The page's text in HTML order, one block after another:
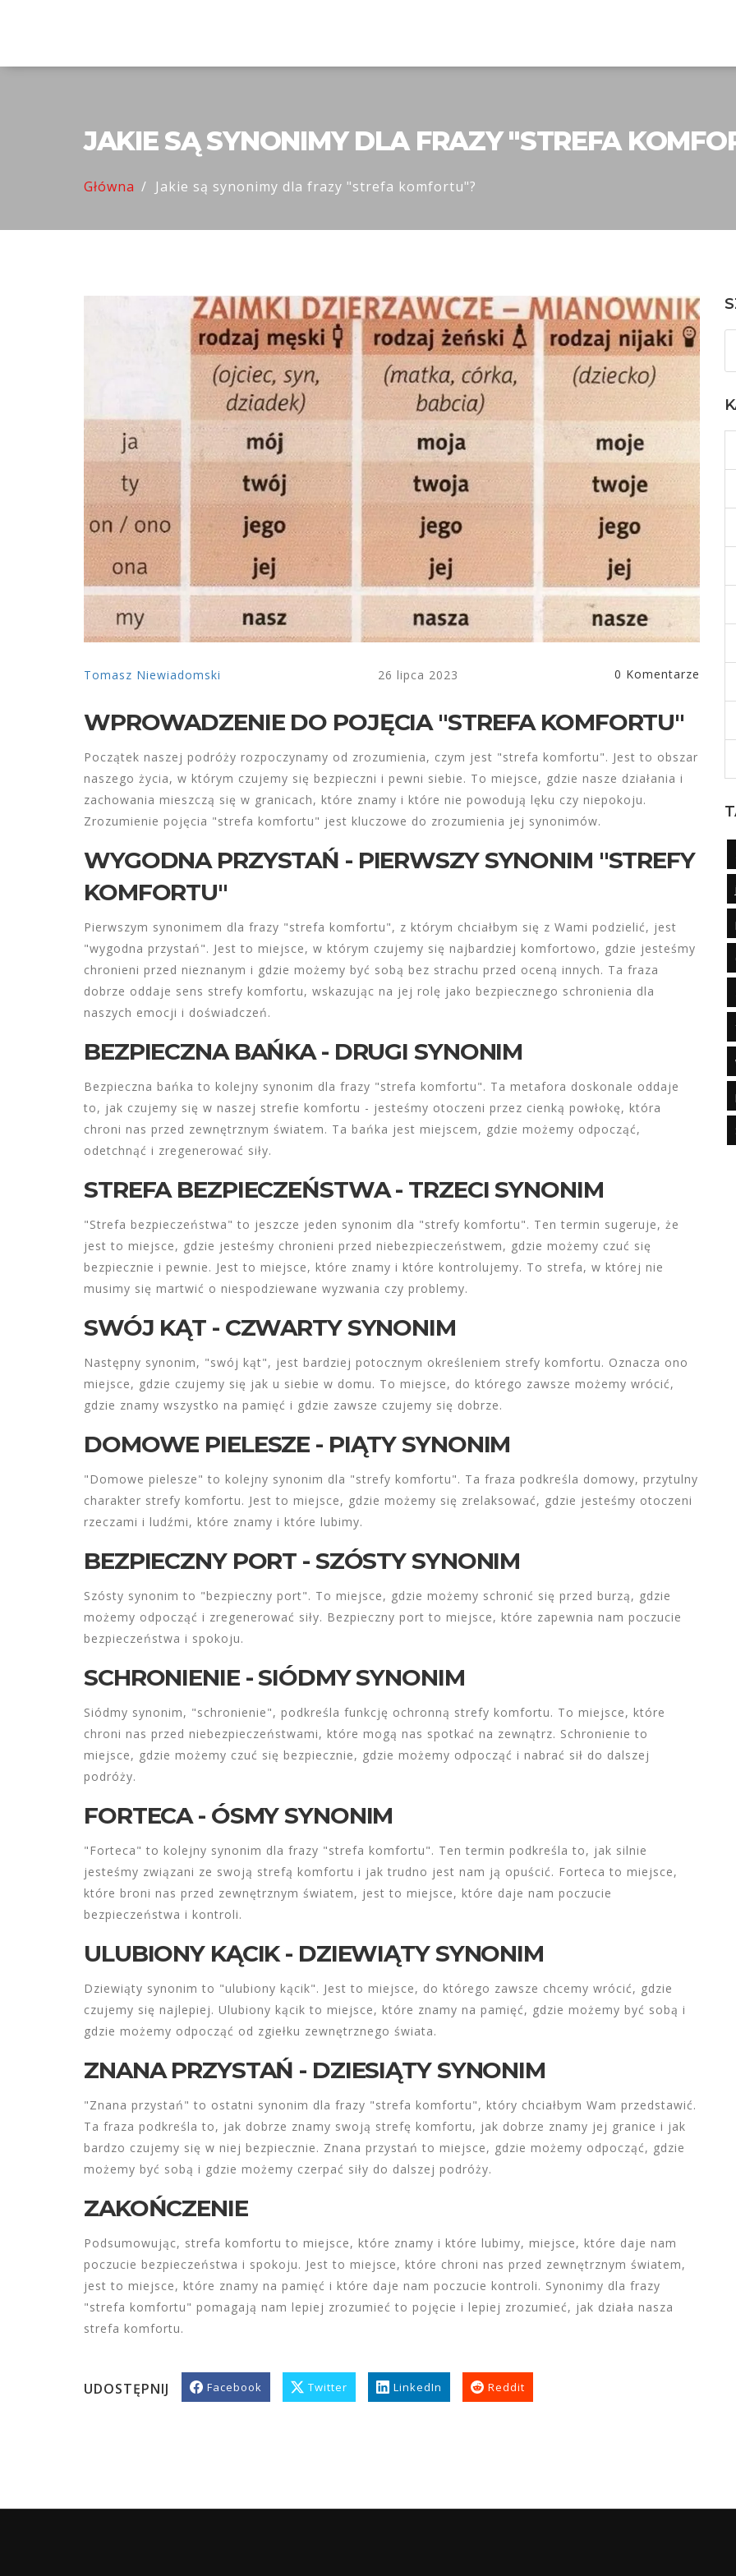
JAKIE SĄ SYNONIMY DLA FRAZY "STREFA
Główna Jakie są synonimy dla frazy "strefa komfortu"?
Tomasz Niewiadomski 26 lipca 2023 0 Komentarze
WPROWADZENIE DO POJĘCIA "STREFA KOMFORTU"
Początek naszej podróży rozpoczynamy od zrozumienia, czym jest "strefa komfortu". Jest to obszar
naszego życia, w którym czujemy się bezpieczni i pewni siebie. To miejsce, gdzie nasze działania i
zachowania mieszczą się w granicach, które znamy i które nie powodują lęku czy niepokoju.
Zrozumienie pojęcia "strefa komfortu" jest kluczowe do zrozumienia jej synonimów.
WYGODNA PRZYSTAŃ - PIERWSZY SYNONIM "STREFY
KOMFORTU"
Pierwszym synonimem dla frazy "strefa komfortu", z którym chciałbym się z Wami podzielić, jest
"wygodna przystań". Jest to miejsce, w którym czujemy się najbardziej komfortowo, gdzie jesteśmy
chronieni przed nieznanym i gdzie możemy być sobą bez strachu przed oceną innych. Ta fraza
dobrze oddaje sens strefy komfortu, wskazując na jej rolę jako bezpiecznego schronienia dla
naszych emocji i doświadczeń.
BEZPIECZNA BAŃKA - DRUGI SYNONIM
Bezpieczna bańka to kolejny synonim dla frazy "strefa komfortu". Ta metafora doskonale oddaje
to, jak czujemy się w naszej strefie komfortu - jesteśmy otoczeni przez cienką powłokę, która
chroni nas przed zewnętrznym światem. Ta bańka jest miejscem, gdzie możemy odpocząć,
odetchnąć i zregenerować siły.
STREFA BEZPIECZEŃSTWA - TRZECI SYNONIM
"Strefa bezpieczeństwa" to jeszcze jeden synonim dla "strefy komfortu". Ten termin sugeruje, że
jest to miejsce, gdzie jesteśmy chronieni przed niebezpieczeństwem, gdzie możemy czuć się
bezpiecznie i pewnie. Jest to miejsce, które znamy i które kontrolujemy. To strefa, w której nie
musimy się martwić o niespodziewane wyzwania czy problemy.
SWÓJ KĄT - CZWARTY SYNONIM
Następny synonim, "swój kąt", jest bardziej potocznym określeniem strefy komfortu. Oznacza ono
miejsce, gdzie czujemy się jak u siebie w domu. To miejsce, do którego zawsze możemy wrócić,
gdzie znamy wszystko na pamięć i gdzie zawsze czujemy się dobrze.
DOMOWE PIELESZE - PIĄTY SYNONIM
"Domowe pielesze" to kolejny synonim dla "strefy komfortu". Ta fraza podkreśla domowy, przytulny
charakter strefy komfortu. Jest to miejsce, gdzie możemy się zrelaksować, gdzie jesteśmy otoczeni
rzeczami i ludźmi, które znamy i które lubimy.
BEZPIECZNY PORT - SZÓSTY SYNONIM
Szósty synonim to "bezpieczny port". To miejsce, gdzie możemy schronić się przed burzą, gdzie
możemy odpocząć i zregenerować siły. Bezpieczny port to miejsce, które zapewnia nam poczucie
bezpieczeństwa i spokoju.
SCHRONIENIE - SIÓDMY SYNONIM
Siódmy synonim, "schronienie", podkreśla funkcję ochronną strefy komfortu. To miejsce, które
chroni nas przed niebezpieczeństwami, które mogą nas spotkać na zewnątrz. Schronienie to
miejsce, gdzie możemy czuć się bezpiecznie, gdzie możemy odpocząć i nabrać sił do dalszej
podróży.
FORTECA - ÓSMY SYNONIM
"Forteca" to kolejny synonim dla frazy "strefa komfortu". Ten termin podkreśla to, jak silnie
jesteśmy związani ze swoją strefą komfortu i jak trudno jest nam ją opuścić. Forteca to miejsce,
które broni nas przed zewnętrznym światem, jest to miejsce, które daje nam poczucie
bezpieczeństwa i kontroli.
ULUBIONY KĄCIK - DZIEWIĄTY SYNONIM
Dziewiąty synonim to "ulubiony kącik". Jest to miejsce, do którego zawsze chcemy wrócić, gdzie
czujemy się najlepiej. Ulubiony kącik to miejsce, które znamy na pamięć, gdzie możemy być sobą i
gdzie możemy odpocząć od zgiełku zewnętrznego świata.
ZNANA PRZYSTAŃ - DZIESIĄTY SYNONIM
"Znana przystań" to ostatni synonim dla frazy "strefa komfortu", który chciałbym Wam przedstawić.
Ta fraza podkreśla to, jak dobrze znamy swoją strefę komfortu, jak dobrze znamy jej granice i jak
bardzo czujemy się w niej bezpiecznie. Znana przystań to miejsce, gdzie możemy odpocząć, gdzie
możemy być sobą i gdzie możemy czerpać siły do dalszej podróży.
ZAKOŃCZENIE
Podsumowując, strefa komfortu to miejsce, które znamy i które lubimy, miejsce, które daje nam
poczucie bezpieczeństwa i spokoju. Jest to miejsce, które chroni nas przed zewnętrznym światem,
jest to miejsce, które znamy na pamięć i które daje nam poczucie kontroli. Synonimy dla frazy
"strefa komfortu" pomagają nam lepiej zrozumieć to pojęcie i lepiej zrozumieć, jak działa nasza
strefa komfortu.
UDOSTĘPNIJ Facebook Twitter LinkedIn Reddit